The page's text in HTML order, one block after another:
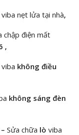
viba nẹt lửa tại nhà,
chập điện mất
,
viba không điều
không sáng đèn
– Sửa chữa lò viba